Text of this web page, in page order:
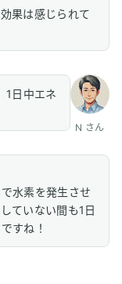
果は感じられて
N さん
1日中エネ
水素を発生させ
ていない間も1日
すね！